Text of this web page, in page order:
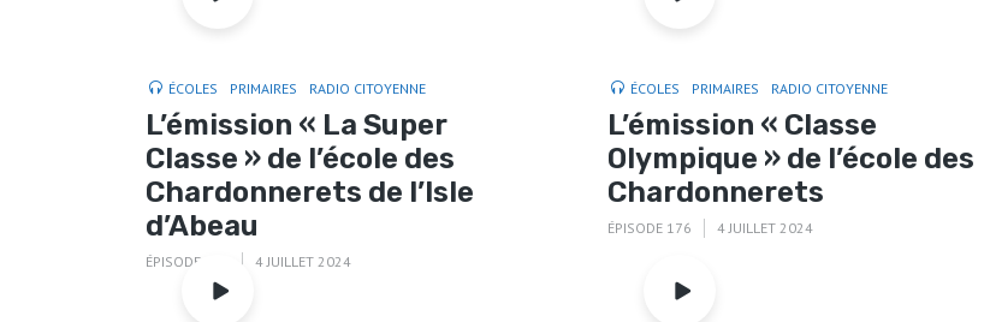
ÉCOLES PRIMAIRES RADIO CITOYENNE
L’émission « La Super
Classe » de l’école des
Chardonnerets de l’Isle
d’Abeau
ÉPISODE 177 4 JUILLET 2024
ÉCOLES PRIMAIRES RADIO CITOYENNE
L’émission « Classe
Olympique » de l’école des
Chardonnerets
ÉPISODE 176 4 JUILLET 2024